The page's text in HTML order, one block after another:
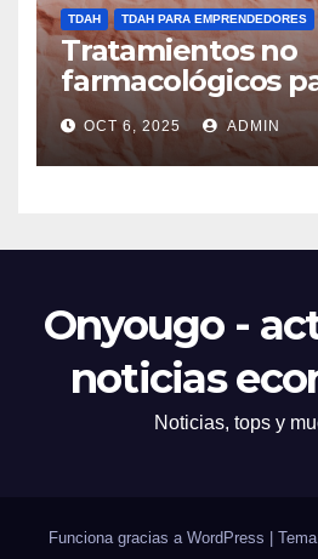
TDAH TDAH PARA EMPRENDEDORES
Tratamientos no
farmacológicos
opciones prácticas
OCT 6, 2025 ADMIN
Onyougo -
noticias
Noticias, tops y
Funciona gracias a WordPress |